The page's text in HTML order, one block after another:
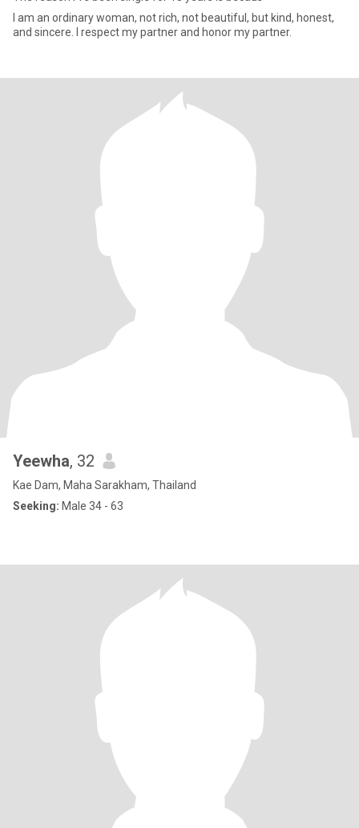
I am an ordinary woman, not rich, not beautiful, but kind, honest,
and sincere. I respect my partner and honor my partner.
Yeewha, 32
Kae Dam, Maha Sarakham, Thailand
Seeking: Male 34 - 63